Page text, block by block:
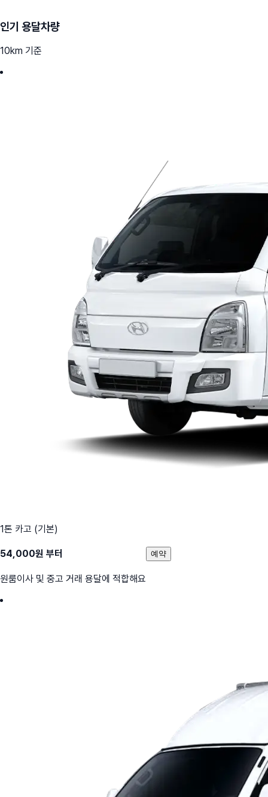
인기 용달차량
10km 기준
1톤 카고 (기본)
54,000원 부터
원룸이사 및 중고 거래 용달에 적합해요
예약